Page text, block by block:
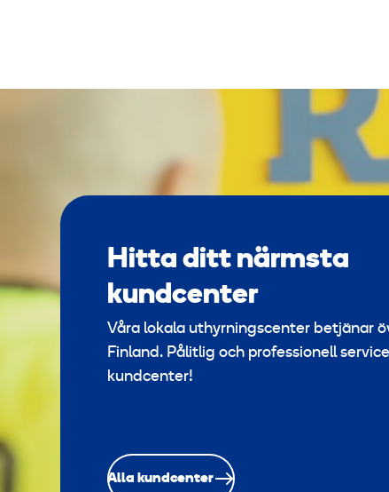
Hitta ditt närmsta
kundcenter
Våra lokala uthyrningscenter betjänar
Finland. Pålitlig och professionell
kundcenter!
Alla kundcenter